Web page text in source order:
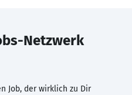
Netzwerk
Job, der wirklich zu Dir